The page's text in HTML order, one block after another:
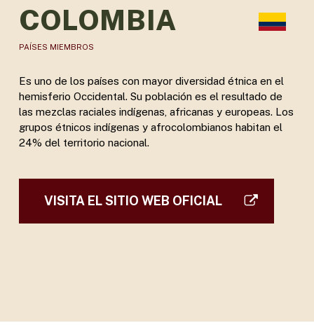
COLOMBIA
PAÍSES MIEMBROS
Es uno de los países con mayor diversidad étnica en el
hemisferio Occidental. Su población es el resultado de
las mezclas raciales indígenas, africanas y europeas. Los
grupos étnicos indígenas y afrocolombianos habitan el
24% del territorio nacional.
VISITA EL SITIO WEB OFICIAL